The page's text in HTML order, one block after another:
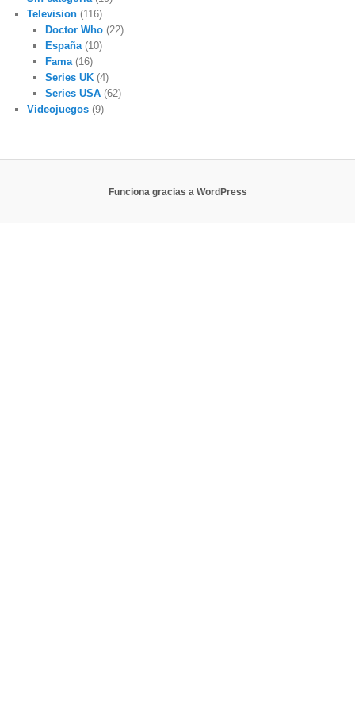
Television (116)
Doctor Who(22)
España(10)
Fama(16)
Series UK(4)
Series USA(62)
Videojuegos (9)
Funciona gracias a WordPress